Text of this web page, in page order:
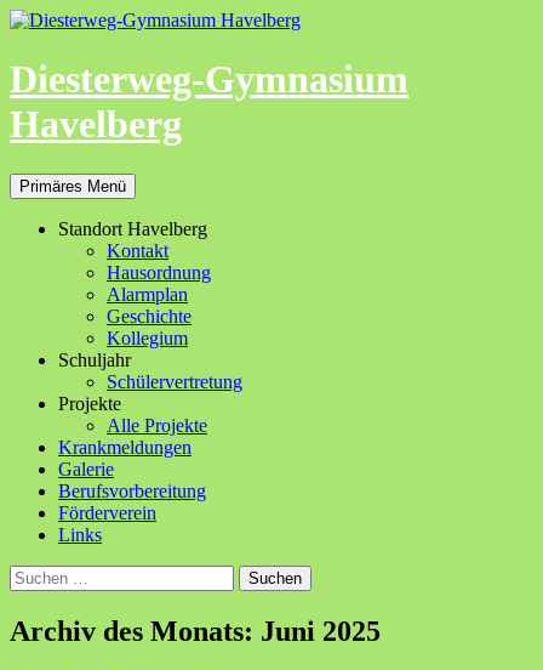
Zum
springen
Diesterweg-Gymnasium
Havelberg
Suchen
Primäres Menü
Standort Havelberg
Kontakt
Hausordnung
Alarmplan
Geschichte
Kollegium
Schuljahr
Schülervertretung
Projekte
Alle Projekte
Krankmeldungen
Galerie
Berufsvorbereitung
Förderverein
Links
Suchen
nach:
Archiv des Monats: Juni 2025